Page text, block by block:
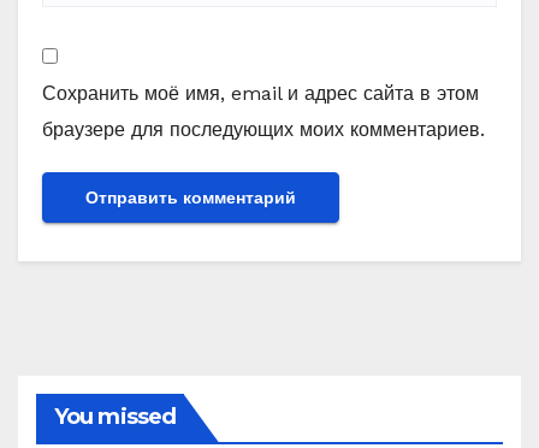
Сохранить моё имя, email и адрес сайта в этом
браузере для последующих моих комментариев.
You missed